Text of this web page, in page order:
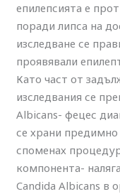
епилепсията е
поради липса на
изследване се
проявявали
Като част от
изследвания се
Albicans- фецес
се храни предимно
споменах
компонента-
Candida Albicans в